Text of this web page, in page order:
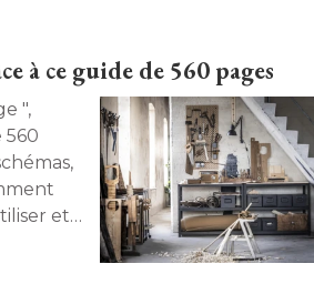
à ce guide de 560 pages
560
et